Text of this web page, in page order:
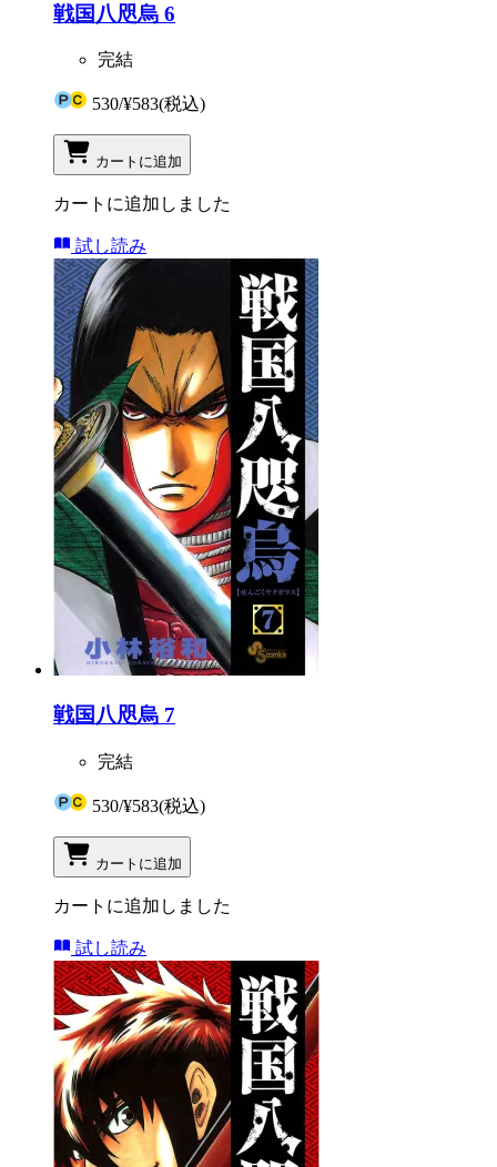
戦国八咫烏 6
完結
530/¥583(税込)
カートに追加
カートに追加しました
試し読み
戦国八咫烏 7
完結
530/¥583(税込)
カートに追加
カートに追加しました
試し読み